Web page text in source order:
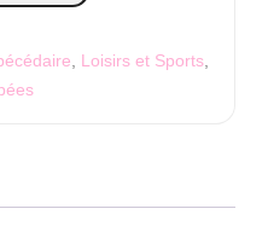
Loisirs et Sports